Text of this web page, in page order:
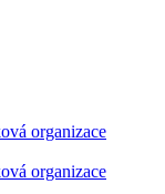
organizace
organizace